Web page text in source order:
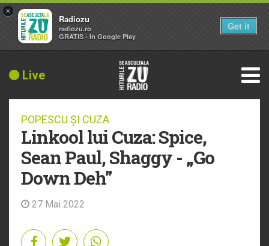
Live
POPESCU ȘI CUZA
Linkool lui Cuza: Spice,
Sean Paul, Shaggy - „Go
Down Deh”
27 Mai 2022
×
Radiozu
radiozu.ro
GRATIS - In Google Play
Get it